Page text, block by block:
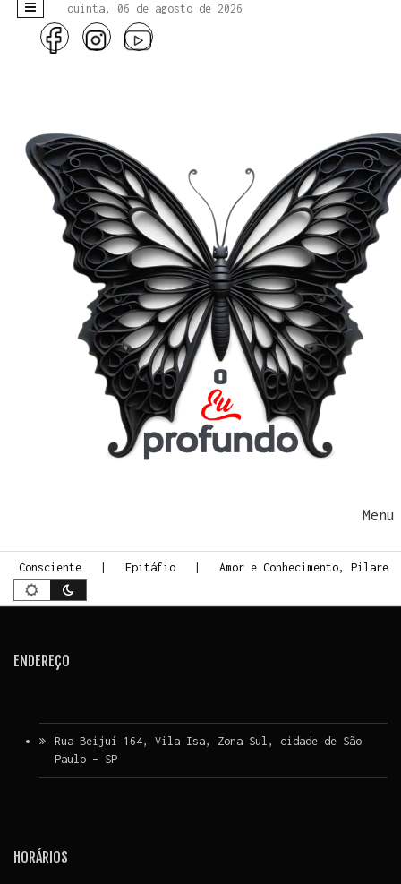
quinta, 06 de agosto de 2026
Consciente Epitáfio Amor e Conhecimento,
ENDEREÇO
Rua Beijuí 164, Vila Isa, Zona Sul, cidade de São
Paulo – SP
HORÁRIOS